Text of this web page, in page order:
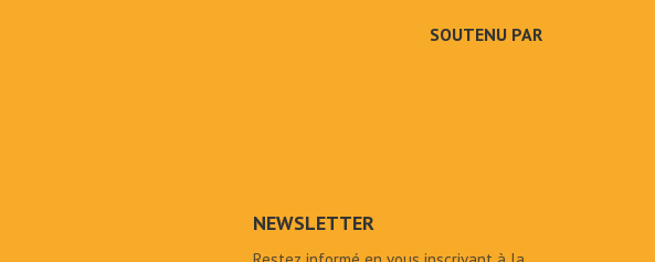
SOUTENU PAR
NEWSLETTER